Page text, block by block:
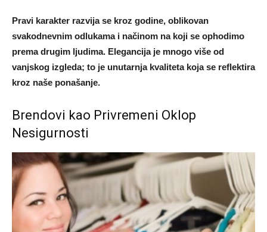
Pravi karakter razvija se kroz godine, oblikovan
svakodnevnim odlukama i načinom na koji se ophodimo
prema drugim ljudima. Elegancija je mnogo više od
vanjskog izgleda; to je unutarnja kvaliteta koja se reflektira
kroz naše ponašanje.
Brendovi kao Privremeni Oklop
Nesigurnosti